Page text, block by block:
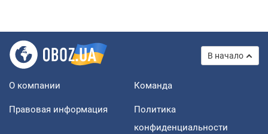
В начало
О компании Команда
Правовая информация
Политика
конфиденциальности